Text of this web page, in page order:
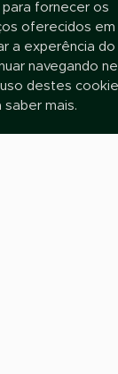
se
e fique por dentro
Nome
fornecer os
oferecidos em
a experência do
navegando
destes
saber mais.